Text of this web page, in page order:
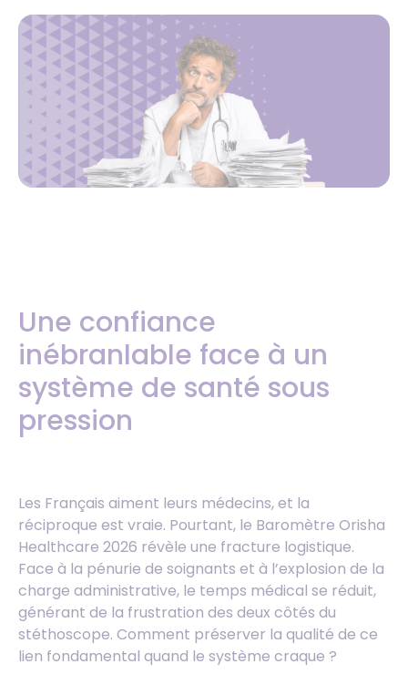
Une confiance
inébranlable face à un
système de santé sous
pression
Les Français aiment leurs médecins, et la
réciproque est vraie. Pourtant, le Baromètre Orisha
Healthcare 2026 révèle une fracture logistique.
Face à la pénurie de soignants et à l’explosion de la
charge administrative, le temps médical se réduit,
générant de la frustration des deux côtés du
stéthoscope. Comment préserver la qualité de ce
lien fondamental quand le système craque ?